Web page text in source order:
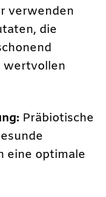
verwenden
die
wertvollen
Präbiotische
eine optimale